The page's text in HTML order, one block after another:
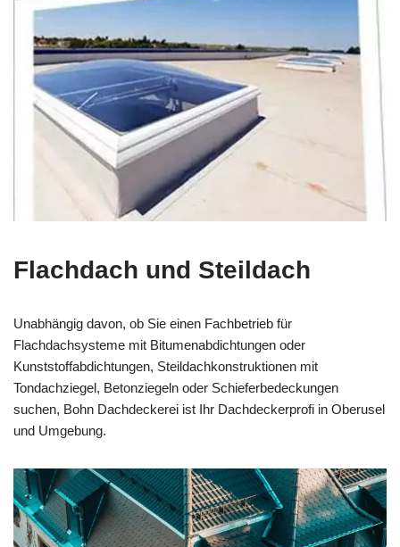
Flachdach und Steildach
Unabhängig davon, ob Sie einen Fachbetrieb für
Flachdachsysteme mit Bitumenabdichtungen oder
Kunststoffabdichtungen, Steildachkonstruktionen mit
Tondachziegel, Betonziegeln oder Schieferbedeckungen
suchen, Bohn Dachdeckerei ist Ihr Dachdeckerprofi in Oberusel
und Umgebung.